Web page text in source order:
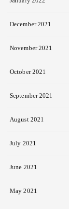
December 2021
November 2021
October 2021
September 2021
August 2021
July 2021
June 2021
May 2021